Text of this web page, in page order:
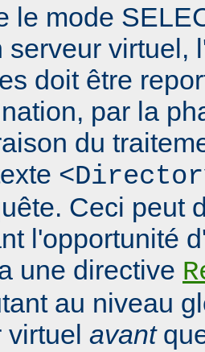
le mode
serveur virtuel,
doit être
par la
du
Ceci peut
l'opportunité
une directive
au niveau
virtuel avant